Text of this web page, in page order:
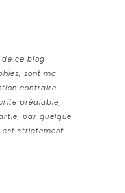
de ce blog :
sont ma
contraire
préalable,
par quelque
est strictement